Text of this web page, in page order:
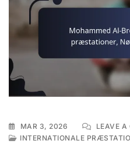
MAR 3, 2026 LEAVE A
INTERNATIONALE